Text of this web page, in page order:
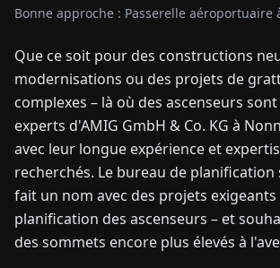
ENDEFRESITNLPLHU
CONTACTEZ-
NOUS
Bonne approche : Passerelle aéroportuaire
Que ce soit pour des constructions
modernisations ou des projets de
complexes – là où des ascenseurs
experts d'AMIG GmbH & Co. KG à
avec leur longue expérience et
recherchés. Le bureau de planification
fait un nom avec des projets exigeants
planification des ascenseurs – et
des sommets encore plus élevés à